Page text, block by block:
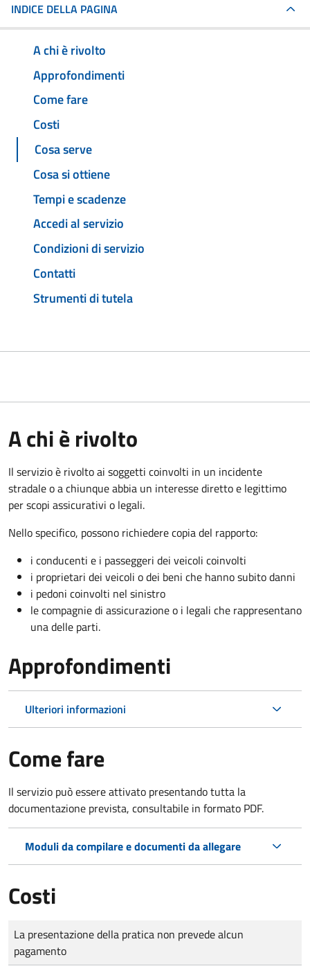
INDICE DELLA PAGINA
A chi è rivolto
Approfondimenti
Come fare
Costi
Cosa serve
Cosa si ottiene
Tempi e scadenze
Accedi al servizio
Condizioni di servizio
Contatti
Strumenti di tutela
A chi è rivolto
Il servizio è rivolto ai soggetti coinvolti in un incidente
stradale o a chiunque abbia un interesse diretto e legittimo
per scopi assicurativi o legali.
Nello specifico, possono richiedere copia del rapporto:
i conducenti e i passeggeri dei veicoli coinvolti
i proprietari dei veicoli o dei beni che hanno subito danni
i pedoni coinvolti nel sinistro
le compagnie di assicurazione o i legali che rappresentano
una delle parti.
Approfondimenti
Ulteriori informazioni
Come fare
Il servizio può essere attivato presentando tutta la
documentazione prevista, consultabile in formato PDF.
Moduli da compilare e documenti da allegare
Costi
Tipo di pagamento
Importo
La presentazione della pratica non prevede alcun
pagamento